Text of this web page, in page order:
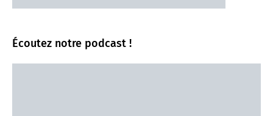
Écoutez notre podcast !